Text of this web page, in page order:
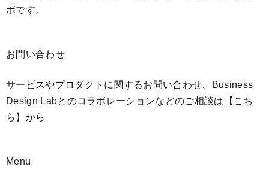
ボです。
お問い合わせ
サービスやプロダクトに関するお問い合わせ、Business
Design Labとのコラボレーションなどのご相談は 【こち
ら】 から
Menu